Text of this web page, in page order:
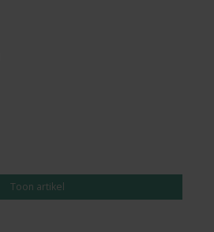
Toon artikel